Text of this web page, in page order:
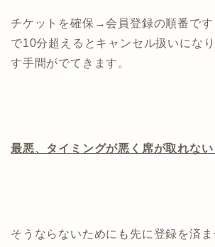
チケットを確保→会員登録の順番です
で10分超えるとキャンセル扱いにな
す手間がでてきます。
最悪、タイミングが悪く席が取れな
そうならないためにも先に登録を済ま